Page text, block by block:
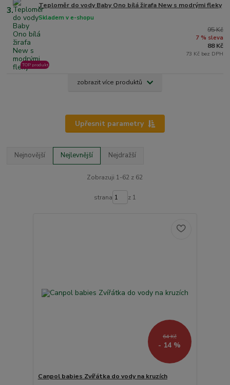
3. Teploměr do vody Baby Ono bílá žirafa New s modrými fleky
Skladem v e-shopu
TOP produkt
95 Kč
7 % sleva
88 Kč
73 Kč bez DPH
zobrazit více produktů
Upřesnit parametry
Nejnovější Nejlevnější Nejdražší
Zobrazuji 1-62 z 62
strana z 1
64 Kč
- 14 %
Canpol babies Zvířátka do vody na kruzích